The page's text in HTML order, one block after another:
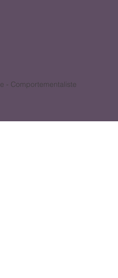
- Comportementaliste